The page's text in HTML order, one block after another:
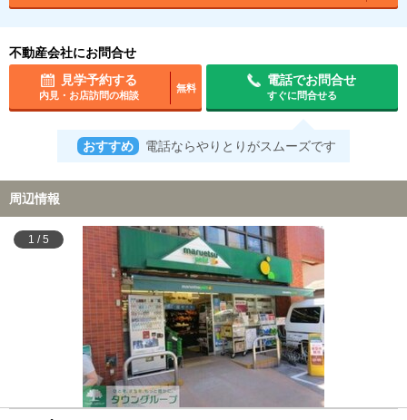
不動産会社にお問合せ
見学予約する
内見・お店訪問の相談
無料
電話でお問合せ
すぐに問合せる
おすすめ 電話ならやりとりがスムーズです
周辺情報
1 /5